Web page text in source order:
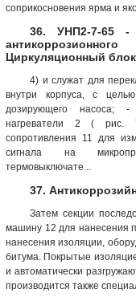
соприкосновения ярма и
36. УНП2-7-65 -
Циркуляционный блок
4) и служат для
внутри корпуса, с
дозирующего насоса; -
нагреватели 2 (
сопротивления 11 для
сигнала на
термовыключате...
37.
Затем секции
машину 12 для нанесения
нанесения изоляции,
битума. Покрытые
и автоматически
производится также